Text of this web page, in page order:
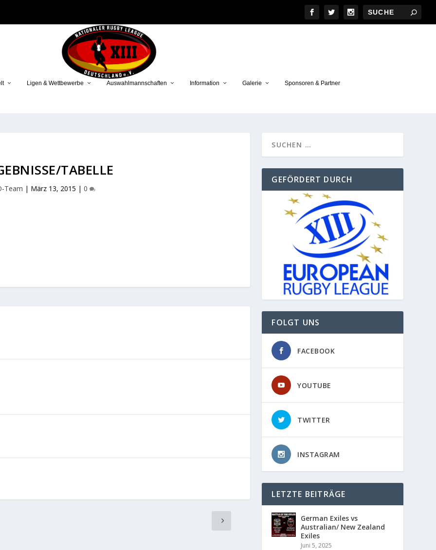
Ligen & Wettbewerbe Auswahlmannschaften Information Galerie Sponsoren & Partner
TABELLE
Team | März 13, 2015 |0
GEFÖRDERT DURCH
FOLGT UNS
FACEBOOK
YOUTUBE
TWITTER
INSTAGRAM
LETZTE BEITRÄGE
German Exiles vs
Australian/ New Zealand
Exiles
Juni 5, 2025